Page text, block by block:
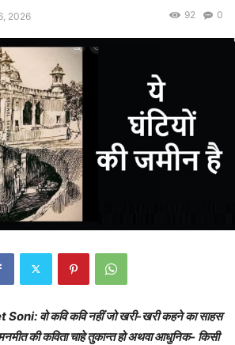
2026 0
92
वो कवि कवि नहीं जो खरी-खरी कहने का साहस
की कविता चाहे तुकान्त हो अथवा आधुनिक- किसी